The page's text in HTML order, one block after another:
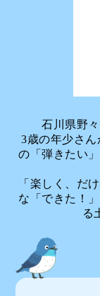
石川県野
3歳の年少さん
の「弾きたい
「楽しく、だ
な「できた！
る